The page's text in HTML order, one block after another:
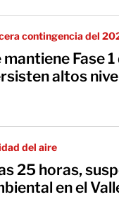
contingencia del
mantiene Fase
altos
del aire
25 horas,
en el